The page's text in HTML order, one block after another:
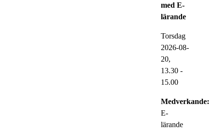
med E-
lärande
Torsdag
2026-08-
20,
13.30 -
15.00
Medverkande:
E-
lärande